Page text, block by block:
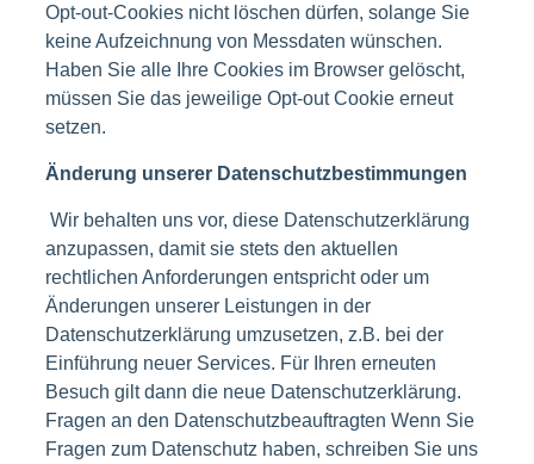
Opt-out-Cookies nicht löschen dürfen, solange Sie
keine Aufzeichnung von Messdaten wünschen.
Haben Sie alle Ihre Cookies im Browser gelöscht,
müssen Sie das jeweilige Opt-out Cookie erneut
setzen.
Änderung unserer Datenschutzbestimmungen
Wir behalten uns vor, diese Datenschutzerklärung
anzupassen, damit sie stets den aktuellen
rechtlichen Anforderungen entspricht oder um
Änderungen unserer Leistungen in der
Datenschutzerklärung umzusetzen, z.B. bei der
Einführung neuer Services. Für Ihren erneuten
Besuch gilt dann die neue Datenschutzerklärung.
Fragen an den Datenschutzbeauftragten Wenn Sie
Fragen zum Datenschutz haben, schreiben Sie uns